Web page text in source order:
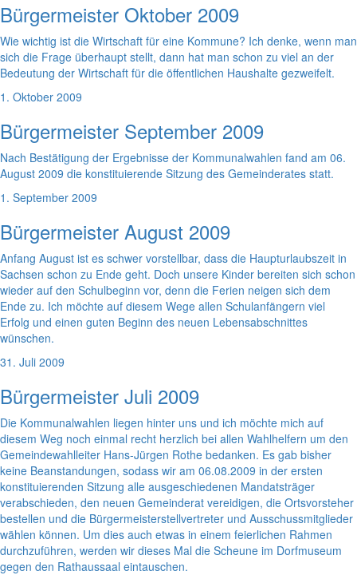
Bürgermeister Oktober 2009
Wie wichtig ist die Wirtschaft für eine Kommune? Ich denke, wenn man
sich die Frage überhaupt stellt, dann hat man schon zu viel an der
Bedeutung der Wirtschaft für die öffentlichen Haushalte gezweifelt.
1. Oktober 2009
Bürgermeister September 2009
Nach Bestätigung der Ergebnisse der Kommunalwahlen fand am 06.
August 2009 die konstituierende Sitzung des Gemeinderates statt.
1. September 2009
Bürgermeister August 2009
Anfang August ist es schwer vorstellbar, dass die Haupturlaubszeit in
Sachsen schon zu Ende geht. Doch unsere Kinder bereiten sich schon
wieder auf den Schulbeginn vor, denn die Ferien neigen sich dem
Ende zu. Ich möchte auf diesem Wege allen Schulanfängern viel
Erfolg und einen guten Beginn des neuen Lebensabschnittes
wünschen.
31. Juli 2009
Bürgermeister Juli 2009
Die Kommunalwahlen liegen hinter uns und ich möchte mich auf
diesem Weg noch einmal recht herzlich bei allen Wahlhelfern um den
Gemeindewahlleiter Hans-Jürgen Rothe bedanken. Es gab bisher
keine Beanstandungen, sodass wir am 06.08.2009 in der ersten
konstituierenden Sitzung alle ausgeschiedenen Mandatsträger
verabschieden, den neuen Gemeinderat vereidigen, die Ortsvorsteher
bestellen und die Bürgermeisterstellvertreter und Ausschussmitglieder
wählen können. Um dies auch etwas in einem feierlichen Rahmen
durchzuführen, werden wir dieses Mal die Scheune im Dorfmuseum
gegen den Rathaussaal eintauschen.